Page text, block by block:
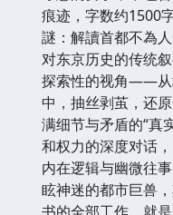
痕迹，字数约1500
謎：解讀首都不為
对东京历史的传统
探索性的视角——从
中，抽丝剥茧，还
满细节与矛盾的“真
和权力的深度对话
内在逻辑与幽微往
眩神迷的都市巨兽